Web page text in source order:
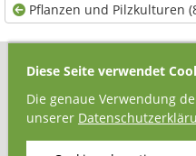
Pflanzen und Pilzkulturen
4810
Diese Seite verwendet
Die genaue Verwendung
unserer